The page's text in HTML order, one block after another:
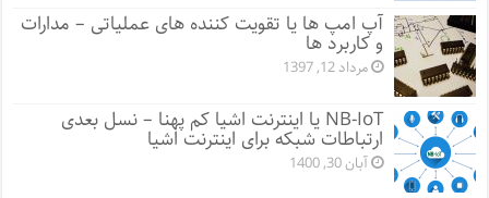
آپ امپ ها یا تقویت کننده های عملیاتی – مدارات
و کاربرد ها
مرداد 12, 1397
NB-IoT یا اینترنت اشیا کم پهنا – نسل بعدی
ارتباطات شبکه برای اینترنت اشیا
آبان 30, 1400